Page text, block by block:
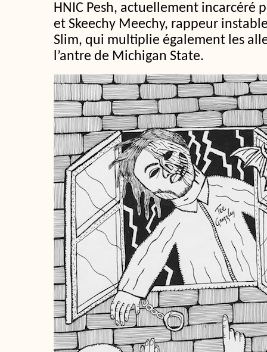
HNIC Pesh, actuellement incarcéré
et Skeechy Meechy, rappeur
Slim, qui multiplie également les
l’antre de Michigan State.